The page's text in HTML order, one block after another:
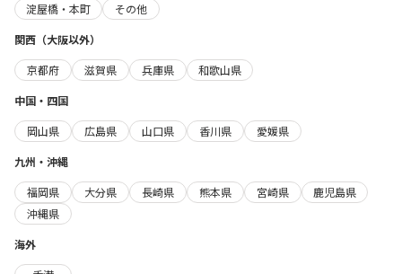
淀屋橋・本町
その他
関西（大阪以外）
京都府
滋賀県 兵庫県
和歌山県
中国・四国
岡山県
広島県 山口県 香川県
愛媛県
九州・沖縄
福岡県
大分県 長崎県 熊本県 宮崎県
鹿児島県
沖縄県
海外